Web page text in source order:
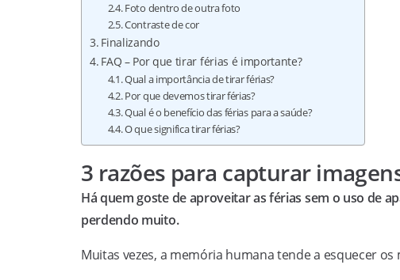
Foto dentro de outra foto
Contraste de cor
Finalizando
FAQ – Por que tirar férias é importante?
Qual a importância de tirar férias?
Por que devemos tirar férias?
Qual é o benefício das férias para a saúde?
O que significa tirar férias?
3 razões para capturar
Há quem goste de aproveitar as férias sem o uso de
perdendo muito.
Muitas vezes, a memória humana tende a esquecer